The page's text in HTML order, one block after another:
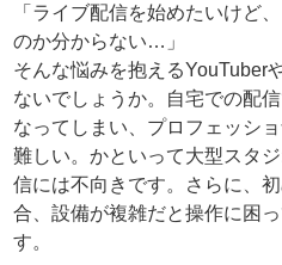
「ライブ配信を始めたいけど
のか分からない…」
そんな悩みを抱えるYouTuber
ないでしょうか。自宅での配
なってしまい、プロフェッシ
難しい。かといって大型スタ
信には不向きです。さらに、
合、設備が複雑だと操作に困
す。